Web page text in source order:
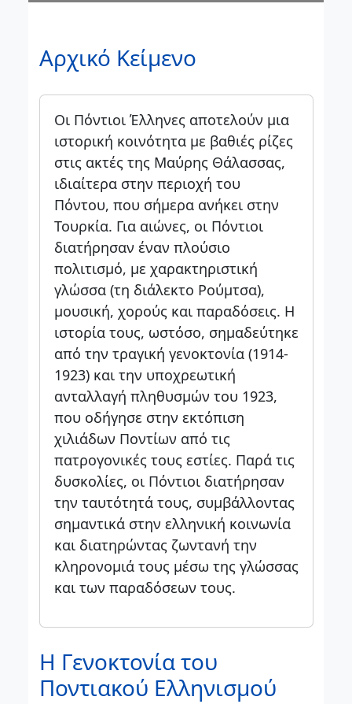
Αρχικό Κείμενο
Οι Πόντιοι Έλληνες αποτελούν μια
ιστορική κοινότητα με βαθιές ρίζες
στις ακτές της Μαύρης Θάλασσας,
ιδιαίτερα στην περιοχή του
Πόντου, που σήμερα ανήκει στην
Τουρκία. Για αιώνες, οι Πόντιοι
διατήρησαν έναν πλούσιο
πολιτισμό, με χαρακτηριστική
γλώσσα (τη διάλεκτο Ρούμτσα),
μουσική, χορούς και παραδόσεις. Η
ιστορία τους, ωστόσο, σημαδεύτηκε
από την τραγική γενοκτονία (1914-
1923) και την υποχρεωτική
ανταλλαγή πληθυσμών του 1923,
που οδήγησε στην εκτόπιση
χιλιάδων Ποντίων από τις
πατρογονικές τους εστίες. Παρά τις
δυσκολίες, οι Πόντιοι διατήρησαν
την ταυτότητά τους, συμβάλλοντας
σημαντικά στην ελληνική κοινωνία
και διατηρώντας ζωντανή την
κληρονομιά τους μέσω της γλώσσας
και των παραδόσεων τους.
Η Γενοκτονία του
Ποντιακού Ελληνισμού